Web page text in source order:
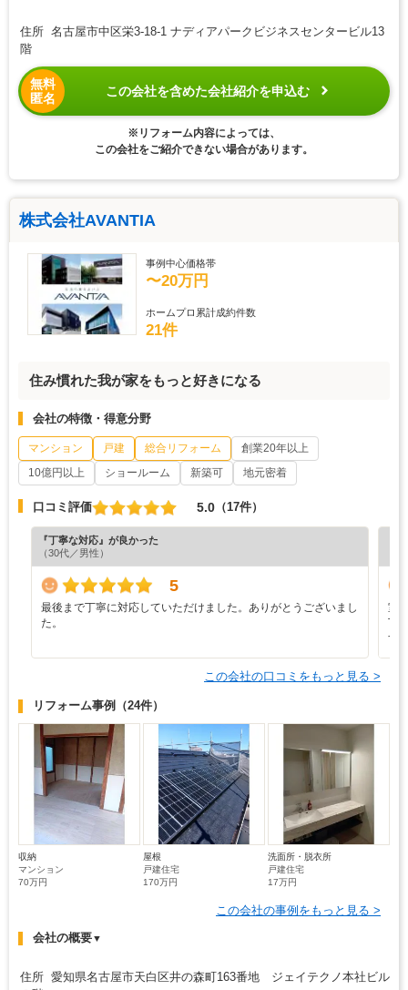
住所 名古屋市中区栄3-18-1 ナディアパークビジネスセンタービル13
階
無料
匿名
この会社を含めた会社紹介を申込む
※リフォーム内容によっては、
この会社をご紹介できない場合があります。
株式会社AVANTIA
事例中心価格帯
〜20万円
ホームプロ累計成約件数
21件
住み慣れた我が家をもっと好きになる
会社の特徴・得意分野
マンション 戸建 総合リフォーム
創業20年以上
10億円以上
ショールーム 新築可 地元密着
口コミ評価 5.0 （17件）
『丁寧な対応』が良かった
（30代／男性）
5
最後まで丁寧に対応していただけました。ありがとうございまし
た。
室
丁
す
この会社の口コミをもっと見る >
リフォーム事例 （24件）
収納
マンション
70万円
屋根
戸建住宅
170万円
洗面所・脱衣所
戸建住宅
17万円
この会社の事例をもっと見る >
会社の概要▼
住所 愛知県名古屋市天白区井の森町163番地 ジェイテクノ本社ビル